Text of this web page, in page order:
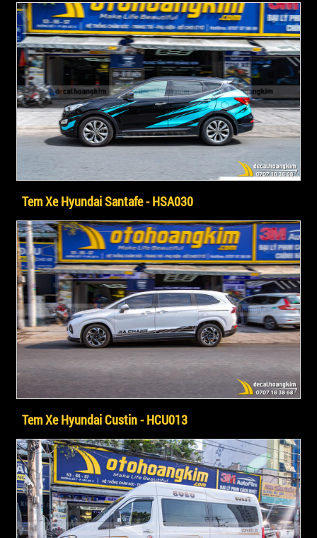
Tem Xe Hyundai Santafe - HSA030
Tem Xe Hyundai Custin - HCU013